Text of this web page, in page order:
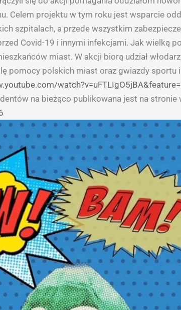
Celem projektu w tym roku jest wsparcie
szpitalach, a przede wszystkim
Covid-19 i innymi infekcjami. Jak wielką
miast. W akcji biorą udział
pomocy polskich miast oraz gwiazdy sportu
na bieżąco publikowana jest na stronie